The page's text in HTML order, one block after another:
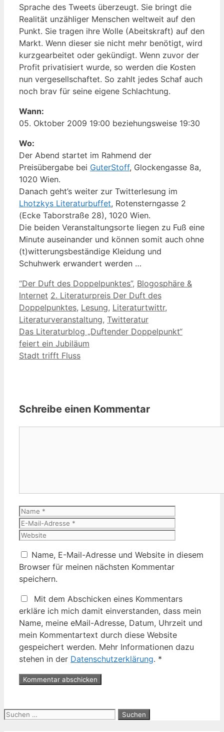
Sprache des Tweets überzeugt. Sie bringt die
Realität unzähliger Menschen weltweit auf den
Punkt. Sie tragen ihre Wolle (Abeitskraft) auf den
Markt. Wenn dieser sie nicht mehr benötigt, wird
kurzgearbeitet oder gekündigt. Wenn zuvor der
Profit privatisiert wurde, so werden die Kosten
nun vergesellschaftet. So zahlt jedes Schaf auch
noch brav für seine eigene Schlachtung.
Wann:
05. Oktober 2009 19:00 beziehungsweise 19:30
Wo:
Der Abend startet im Rahmend der
Preisübergabe bei GuterStoff, Glockengasse 8a,
1020 Wien.
Danach geht’s weiter zur Twitterlesung im
Lhotzkys Literaturbuffet, Rotensterngasse 2
(Ecke Taborstraße 28), 1020 Wien.
Die beiden Veranstaltungsorte liegen zu Fuß eine
Minute auseinander und können somit auch ohne
(t)witterungsbeständige Kleidung und
Schuhwerk erwandert werden …
Kategorien
“Der Duft des Doppelpunktes”, Blogosphäre &
Internet Schlagwörter
2. Literaturpreis Der Duft des
Doppelpunktes, Lesung, Literaturtwittr,
Literaturveranstaltung, Twitteratur
Das Literaturblog „Duftender Doppelpunkt“
feiert ein Jubiläum
Stadt trifft Fluss
Schreibe einen Kommentar
Name
Name, E-Mail-Adresse und Website in diesem
Browser für meinen nächsten Kommentar
speichern.
Mit dem Abschicken eines Kommentars
erkläre ich mich damit einverstanden, dass mein
Name, meine eMail-Adresse, Datum, Uhrzeit und
mein Kommentartext durch diese Website
gespeichert werden. Mehr Informationen dazu
stehen in der Datenschutzerklärung. *
Suche